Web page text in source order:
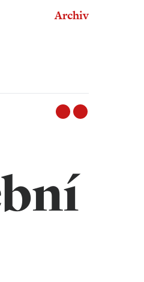
Archiv